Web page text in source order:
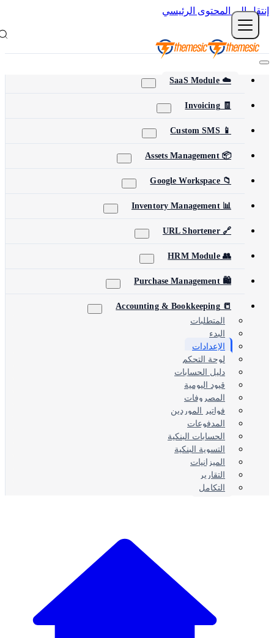
إلى المحتوى الرئيسي
☁️ SaaS Module
🧾 Invoicing
📱 Custom SMS
📦 Assets Management
📁 Google Workspace
📊 Inventory Management
🔗 URL Shortener
👥 HRM Module
🛍️ Purchase Management
📒 Accounting & Bookkeeping
المتطلبات
البدء
الإعدادات
لوحة التحكم
دليل الحسابات
قيود اليومية
المصروفات
فواتير الموردين
المدفوعات
الحسابات البنكية
التسوية البنكية
الميزانيات
التقارير
التكامل